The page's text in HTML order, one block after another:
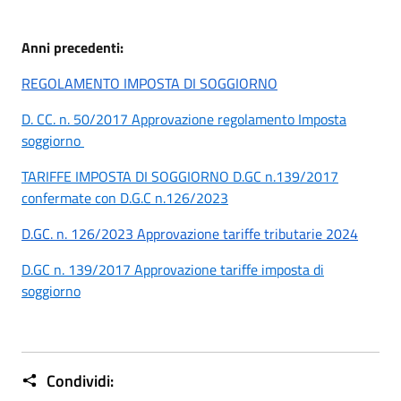
Anni precedenti:
REGOLAMENTO IMPOSTA DI SOGGIORNO
D. CC. n. 50/2017 Approvazione regolamento Imposta
soggiorno
TARIFFE IMPOSTA DI SOGGIORNO D.GC n.139/2017
confermate con D.G.C n.126/2023
D.GC. n. 126/2023 Approvazione tariffe tributarie 2024
D.GC n. 139/2017 Approvazione tariffe imposta di
soggiorno
Condividi: